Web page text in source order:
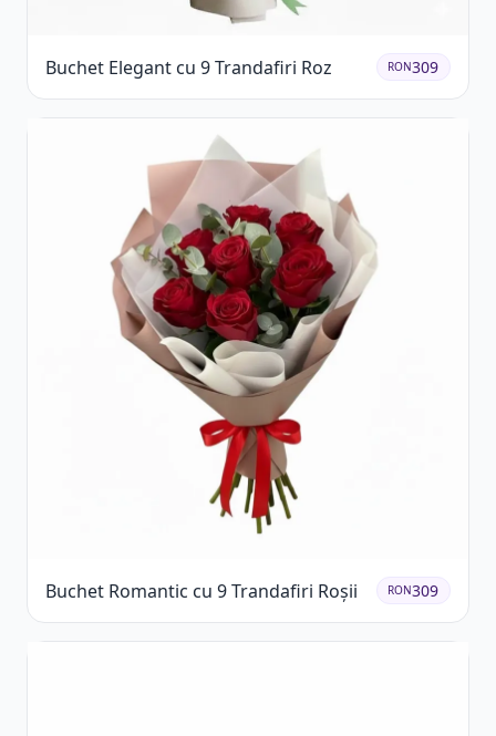
Buchet Elegant cu 9 Trandafiri Roz RON309
Buchet Romantic cu 9 Trandafiri Roșii RON309